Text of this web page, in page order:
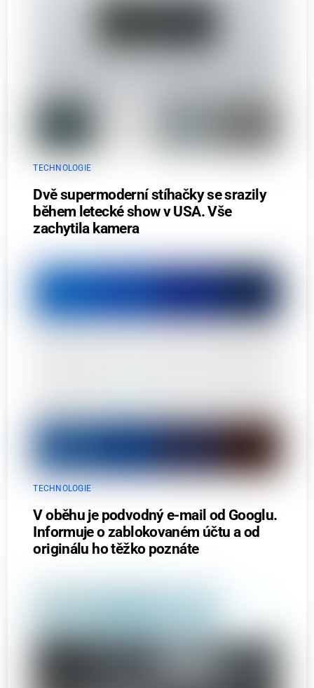
TECHNOLOGIE
Dvě supermoderní stíhačky se srazily
během letecké show v USA. Vše
zachytila kamera
TECHNOLOGIE
V oběhu je podvodný e-mail od Googlu.
Informuje o zablokovaném účtu a od
originálu ho těžko poznáte